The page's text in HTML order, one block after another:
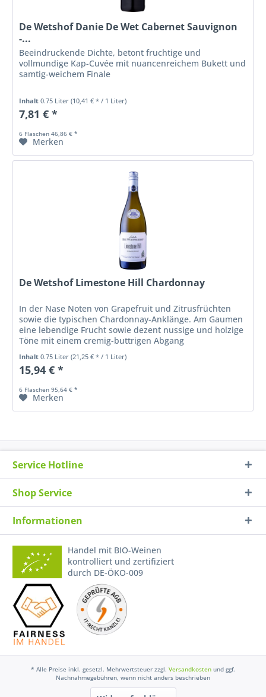
De Wetshof Danie De Wet Cabernet Sauvignon
-...
Beeindruckende Dichte, betont fruchtige und
vollmundige Kap-Cuvée mit nuancenreichem Bukett und
samtig-weichem Finale
Inhalt0.75 Liter(10,41 € * / 1 Liter)
7,81 € *
6 Flaschen 46,86 € *
Merken
De Wetshof Limestone Hill Chardonnay
In der Nase Noten von Grapefruit und Zitrusfrüchten
sowie die typischen Chardonnay-Anklänge. Am Gaumen
eine lebendige Frucht sowie dezent nussige und holzige
Töne mit einem cremig-buttrigen Abgang
Inhalt0.75 Liter(21,25 € * / 1 Liter)
15,94 € *
6 Flaschen 95,64 € *
Merken
Service Hotline
Shop Service
Informationen
Handel mit BIO-Weinen
kontrolliert und zertifiziert
durch DE-ÖKO-009
* Alle Preise inkl. gesetzl. Mehrwertsteuer zzgl. Versandkosten und ggf.
Nachnahmegebühren, wenn nicht anders beschrieben